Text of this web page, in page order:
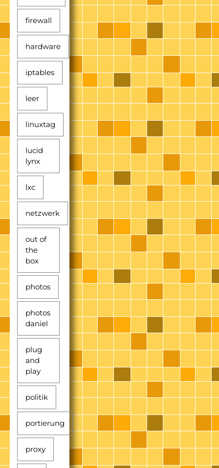
firewall
hardware
iptables
leer
linuxtag
lucid
lynx
lxc
netzwerk
out of
the
box
photos
photos
daniel
plug
and
play
politik
portierung
proxy